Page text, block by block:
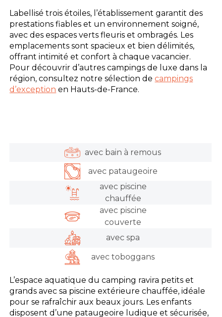
Labellisé trois étoiles, l’établissement garantit des
prestations fiables et un environnement soigné,
avec des espaces verts fleuris et ombragés. Les
emplacements sont spacieux et bien délimités,
offrant intimité et confort à chaque vacancier.
Pour découvrir d’autres campings de luxe dans la
région, consultez notre sélection decampings
d’exception en Hauts-de-France.
avec bain à remous
avec pataugeoire
avec piscine
chauffée
avec piscine
couverte
avec spa
avec toboggans
L’espace aquatique du camping ravira petits et
grands avec sa piscine extérieure chauffée, idéale
pour se rafraîchir aux beaux jours. Les enfants
disposent d’une pataugeoire ludique et sécurisée,